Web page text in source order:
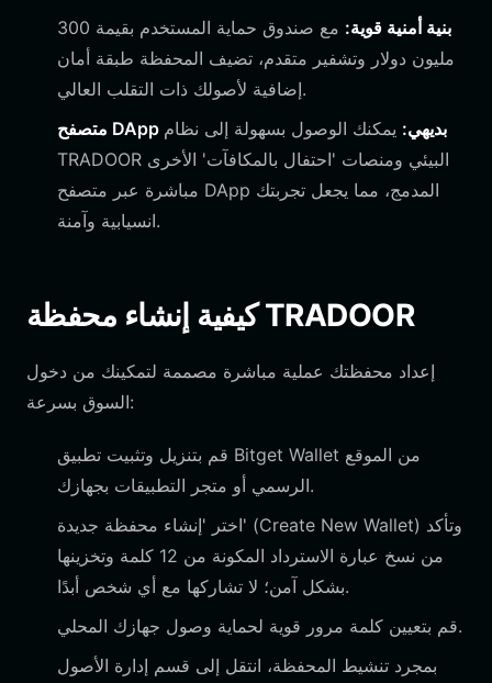
بنية أمنية قوية:
مع صندوق حماية المستخدم بقيمة 300
مليون دولار وتشفير متقدم، تضيف المحفظة طبقة أمان
إضافية لأصولك ذات التقلب العالي.
متصفح DApp بديهي: يمكنك الوصول بسهولة إلى نظام
TRADOOR البيئي ومنصات 'احتفال بالمكافآت' الأخرى
مباشرة عبر متصفح DApp المدمج، مما يجعل تجربتك
انسيابية وآمنة.
كيفية إنشاء محفظة TRADOOR
إعداد محفظتك عملية مباشرة مصممة لتمكينك من دخول
السوق بسرعة:
قم بتنزيل وتثبيت تطبيق Bitget Wallet من الموقع
الرسمي أو متجر التطبيقات بجهازك.
اختر 'إنشاء محفظة جديدة' (Create New Wallet) وتأكد
من نسخ عبارة الاسترداد المكونة من 12 كلمة وتخزينها
بشكل آمن؛ لا تشاركها مع أي شخص أبدًا.
قم بتعيين كلمة مرور قوية لحماية وصول جهازك المحلي.
بمجرد تنشيط المحفظة، انتقل إلى قسم إدارة الأصول